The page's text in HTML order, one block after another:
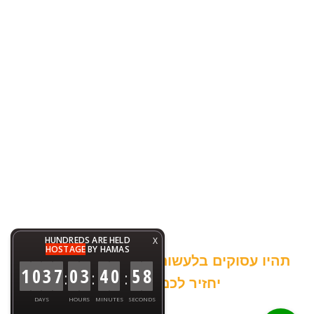
תהיו עסוקים בלעשות דברים טובים והעולם
יחזיר לכם כפליים :-)
X
HUNDREDS ARE HELD
HOSTAGEBY HAMAS
1037
DAYS
:03
HOURS
: 40
MINUTES
: 58
SECONDS